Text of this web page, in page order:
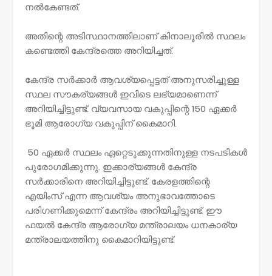
നൽകേണ്ടത്.
അതിന്റെ അടിസ്ഥാനത്തിലാണ് കിനാലൂരിൽ സ്ഥലം
കണ്ടെത്തി കേന്ദ്രത്തെ അറിയിച്ചത്.
കേന്ദ്ര സർക്കാർ ആവശ്യപ്പെട്ടത് അനുസരിച്ചുള്ള
സ്ഥല സൗകര്യങ്ങൾ ഇവിടെ ലഭ്യമാണെന്ന്
അറിയിച്ചിട്ടുണ്ട്. വ്യവസായ വകുപ്പിന്റെ 150 ഏക്കർ
ഭൂമി ആരോഗ്യ വകുപ്പിന് കൈമാറി.
50 ഏക്കർ സ്ഥലം ഏറ്റെടുക്കുന്നതിനുള്ള നടപടികൾ
പുരോഗമിക്കുന്നു. ഇക്കാര്യങ്ങൾ കേന്ദ്ര
സർക്കാരിനെ അറിയിച്ചിട്ടുണ്ട്. കേരളത്തിന്റെ
എയിംസ് എന്ന ആവശ്യം അനുഭാവത്തോടെ
പരിഗണിക്കുമെന്ന് കേന്ദ്രം അറിയിച്ചിട്ടുണ്ട്. ഈ
ഫയൽ കേന്ദ്ര ആരോഗ്യ മന്ത്രാലയം ധനകാര്യ
മന്ത്രാലയത്തിനു കൈമാറിയിട്ടുണ്ട്.